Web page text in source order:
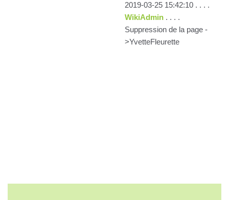
2019-03-25 15:42:10 . . . .
WikiAdmin. . . .
Suppression de la page -
>YvetteFleurette